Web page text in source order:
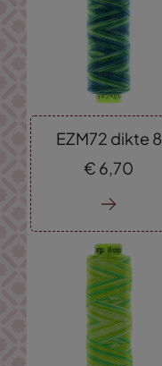
EZM72 dikte 8
€ 6,70